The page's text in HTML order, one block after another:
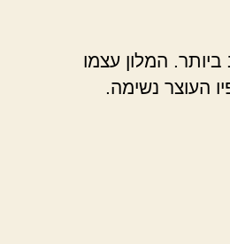
המלון עצמו
העוצר נשימה.